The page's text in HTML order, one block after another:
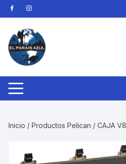
Saltar
al
contenido
Inicio /Productos Pelican / CAJA